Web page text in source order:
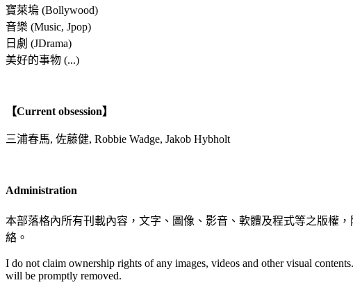
寶萊塢 (Bollywood)
音樂 (Music, Jpop)
日劇 (JDrama)
美好的事物 (...)
【Current obsession】
三浦春馬, 佐藤健, Robbie Wadge, Jakob Hybholt
Administration
本部落格內所有刊載內容，文字、圖像、影音、軟體及程式等之版權
絡。
I do not claim ownership rights of any images, videos and other visual
will be promptly removed.